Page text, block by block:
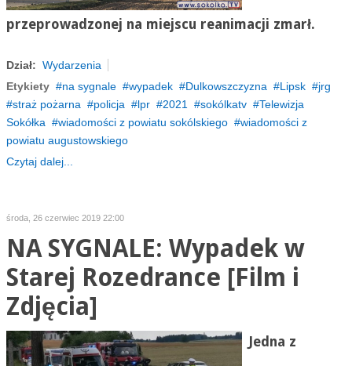
przeprowadzonej na miejscu reanimacji zmarł.
Dział: Wydarzenia
Etykiety
na sygnale wypadek Dulkowszczyzna Lipsk
jrg
straż pożarna
policja lpr 2021 sokólkatv
Telewizja
Sokółka
wiadomości z powiatu sokólskiego
wiadomości z
powiatu augustowskiego
Czytaj dalej...
środa, 26 czerwiec 2019 22:00
NA SYGNALE: Wypadek w
Starej Rozedrance [Film i
Zdjęcia]
Jedna z